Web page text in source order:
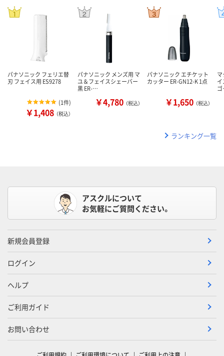
パナソニック フェリエ替
刃 フェイス用 ES9278
(1件)
￥1,408 （税込）
パナソニック メンズ用 マ
ユ＆フェイスシェーバー
黒 ER-…
￥4,780 （税込）
パナソニック エチケット
カッター ER-GN12-K 1点
￥1,650 （税込）
ランキング一覧
アスクルについて
お気軽にご質問ください。
新規会員登録
ログイン
ヘルプ
ご利用ガイド
お問い合わせ